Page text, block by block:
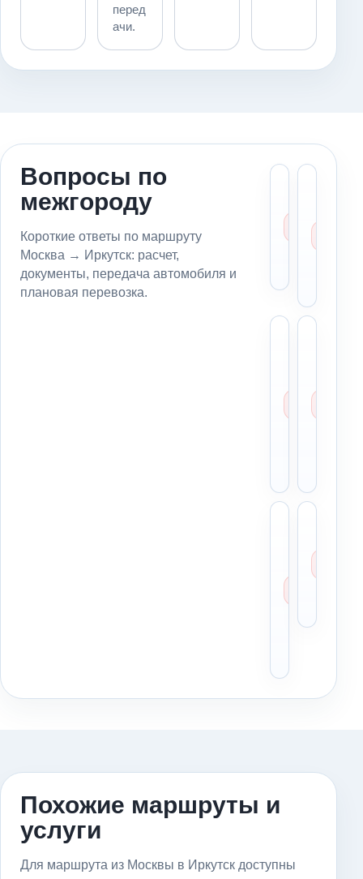
перед
ачи.
Вопросы по
межгороду
Короткие ответы по маршруту
Москва → Иркутск: расчет,
документы, передача автомобиля и
плановая перевозка.
для
в
Похожие маршруты и
услуги
Для маршрута из Москвы в Иркутск доступны